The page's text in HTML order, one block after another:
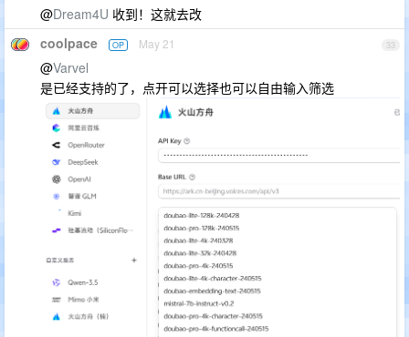
@Dream4U 收到！这就去改
33
coolpace OP May 21
@Varvel
是已经支持的了，点开可以选择也可以自由输入筛选